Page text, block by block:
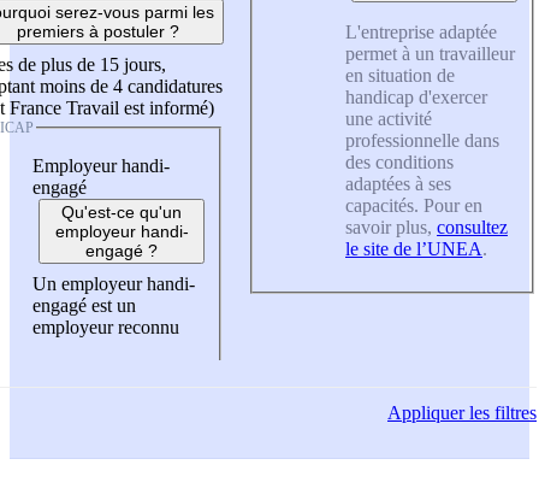
serez-vous parmi les
premiers à postuler ?
de plus de 15 jours,
moins de 4 candidatures
France Travail est informé)
Employeur handi-
engagé
Qu'est-ce qu'un
employeur handi-
engagé ?
Un employeur handi-
engagé est un
employeur reconnu
L'entreprise adaptée
permet à un travailleur
en situation de
handicap d'exercer
une activité
professionnelle dans
des conditions
adaptées à ses
capacités. Pour en
savoir plus, consultez
le site de l’UNEA.
Appliquerles filtres